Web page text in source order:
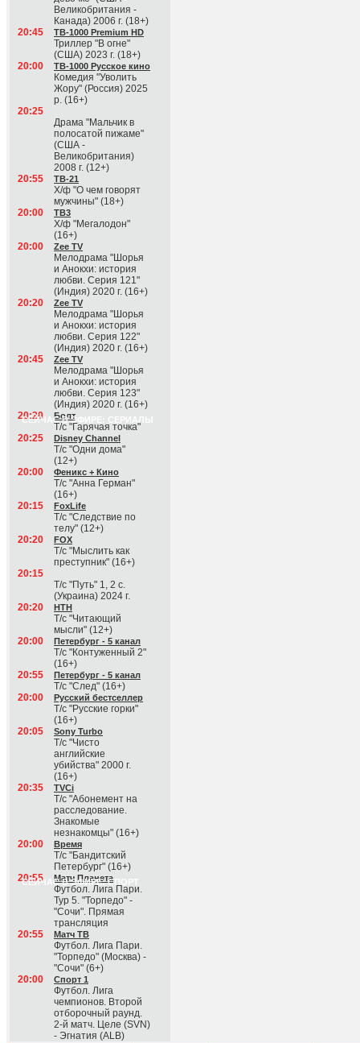
Великобритания -
Канада) 2006 г. (18+)
20:45
ТВ-1000 Premium HD
Триллер "В огне"
(США) 2023 г. (18+)
20:00
ТВ-1000 Русское кино
Комедия "Уволить
Жору" (Россия) 2025
р. (16+)
20:25
Драма "Мальчик в
полосатой пижаме"
(США -
Великобритания)
2008 г. (12+)
20:55
ТВ-21
Х/ф "О чем говорят
мужчины" (18+)
20:00
ТВ3
Х/ф "Мегалодон"
(16+)
20:00
Zee TV
Мелодрама "Шорья
и Анокхи: история
любви. Серия 121"
(Индия) 2020 г. (16+)
20:20
Zee TV
Мелодрама "Шорья
и Анокхи: история
любви. Серия 122"
(Индия) 2020 г. (16+)
20:45
Zee TV
Мелодрама "Шорья
и Анокхи: история
любви. Серия 123"
(Индия) 2020 г. (16+)
СЕЙЧАС В ЭФИРЕ: СЕРИАЛЫ
20:20 Болт
Т/с "Гарячая точка"
20:25
Disney Channel
Т/с "Одни дома"
(12+)
20:00
Феникс + Кино
Т/с "Анна Герман"
(16+)
20:15
FoxLife
Т/с "Следствие по
телу" (12+)
20:20
FOX
Т/с "Мыслить как
преступник" (16+)
20:15
Т/с "Путь" 1, 2 с.
(Украина) 2024 г.
20:20
НТН
Т/с "Читающий
мысли" (12+)
20:00
Петербург - 5 канал
Т/с "Контуженный 2"
(16+)
20:55
Петербург - 5 канал
Т/с "След" (16+)
20:00
Русский бестселлер
Т/с "Русские горки"
(16+)
20:05
Sony Turbo
Т/с "Чисто
английские
убийства" 2000 г.
(16+)
20:35
TVCi
Т/с "Абонемент на
расследование.
Знакомые
незнакомцы" (16+)
20:00
Время
Т/с "Бандитский
Петербург" (16+)
СЕЙЧАС В ЭФИРЕ: СПОРТ
20:55 Матч Планета
Футбол. Лига Пари.
Тур 5. "Торпедо" -
"Сочи". Прямая
трансляция
20:55
Матч ТВ
Футбол. Лига Пари.
"Торпедо" (Москва) -
"Сочи" (6+)
20:00
Спорт 1
Футбол. Лига
чемпионов. Второй
отборочный раунд.
2-й матч. Целе (SVN)
- Эгнатия (ALB)